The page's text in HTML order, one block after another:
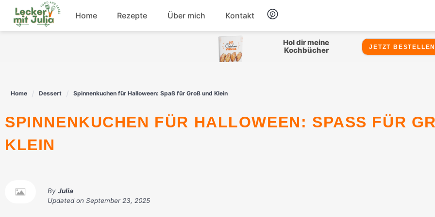
Skip
content
Home Rezepte
Hähnchen
Rindfleisch
Dessert Snacks
Über mich Kontakt
Hol dir meine
Kochbücher
JETZT
Home Dessert Spinnenkuchen für Halloween: Spaß für Groß und Klein
SPINNENKUCHEN FÜR HALLOWEEN: SPASS FÜR GROSS UND KL
EIN
By Julia
Updated on September 23, 2025